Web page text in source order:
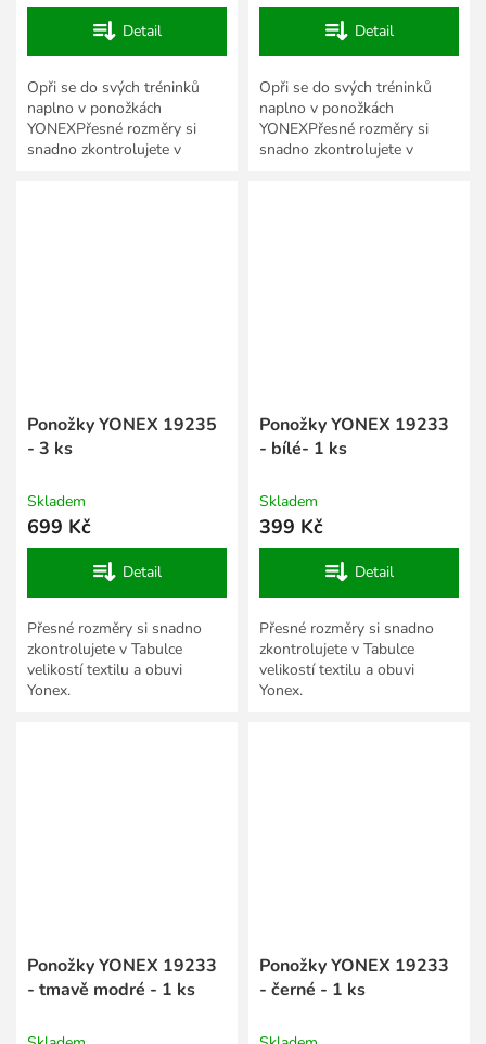
Detail
Opři se do svých tréninků
naplno v ponožkách
YONEXPřesné rozměry si
snadno zkontrolujete v
Detail
Opři se do svých tréninků
naplno v ponožkách
YONEXPřesné rozměry si
snadno zkontrolujete v
Ponožky YONEX 19235
- 3 ks
Skladem
699 Kč
Detail
Přesné rozměry si snadno
zkontrolujete v Tabulce
velikostí textilu a obuvi
Yonex.
Ponožky YONEX 19233
- bílé- 1 ks
Skladem
399 Kč
Detail
Přesné rozměry si snadno
zkontrolujete v Tabulce
velikostí textilu a obuvi
Yonex.
Ponožky YONEX 19233
- tmavě modré - 1 ks
Ponožky YONEX 19233
- černé - 1 ks